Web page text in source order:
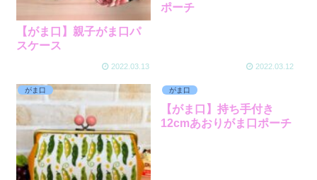
【がま口】親子がま口パ
スケース
2022.03.13
ポーチ
2022.03.12
がま口 がま口
【がま口】持ち手付き
12cmあおりがま口ポーチ